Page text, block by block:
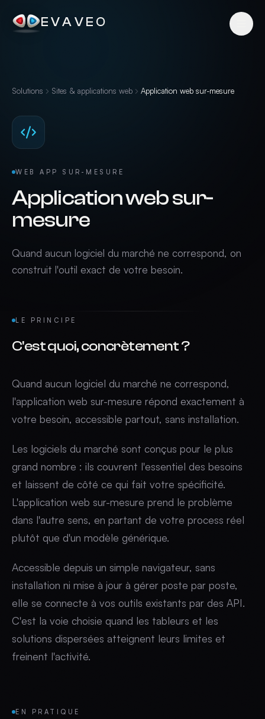
EVAVEO
Solutions Sites & applications web Application web sur-mesure
WEB APP SUR-MESURE
Application web sur-
mesure
Quand aucun logiciel du marché ne correspond, on
construit l'outil exact de votre besoin.
LE PRINCIPE
C'est quoi, concrètement ?
Quand aucun logiciel du marché ne correspond,
l'application web sur-mesure répond exactement à
votre besoin, accessible partout, sans installation.
Les logiciels du marché sont conçus pour le plus
grand nombre : ils couvrent l'essentiel des besoins
et laissent de côté ce qui fait votre spécificité.
L'application web sur-mesure prend le problème
dans l'autre sens, en partant de votre process réel
plutôt que d'un modèle générique.
Accessible depuis un simple navigateur, sans
installation ni mise à jour à gérer poste par poste,
elle se connecte à vos outils existants par des API.
C'est la voie choisie quand les tableurs et les
solutions dispersées atteignent leurs limites et
freinent l'activité.
EN PRATIQUE